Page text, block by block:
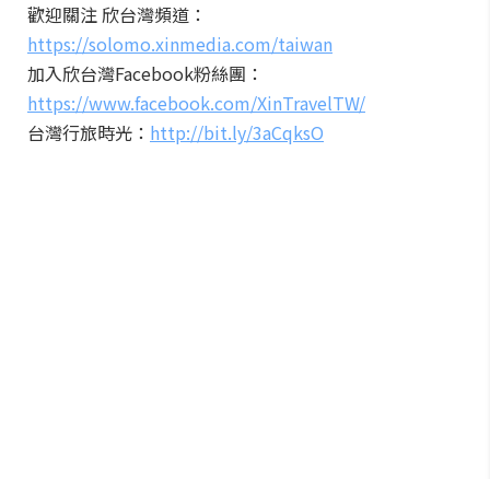
歡迎關注 欣台灣頻道：
https://solomo.xinmedia.com/taiwan
加入欣台灣Facebook粉絲團：
https://www.facebook.com/XinTravelTW/
台灣行旅時光： http://bit.ly/3aCqksO